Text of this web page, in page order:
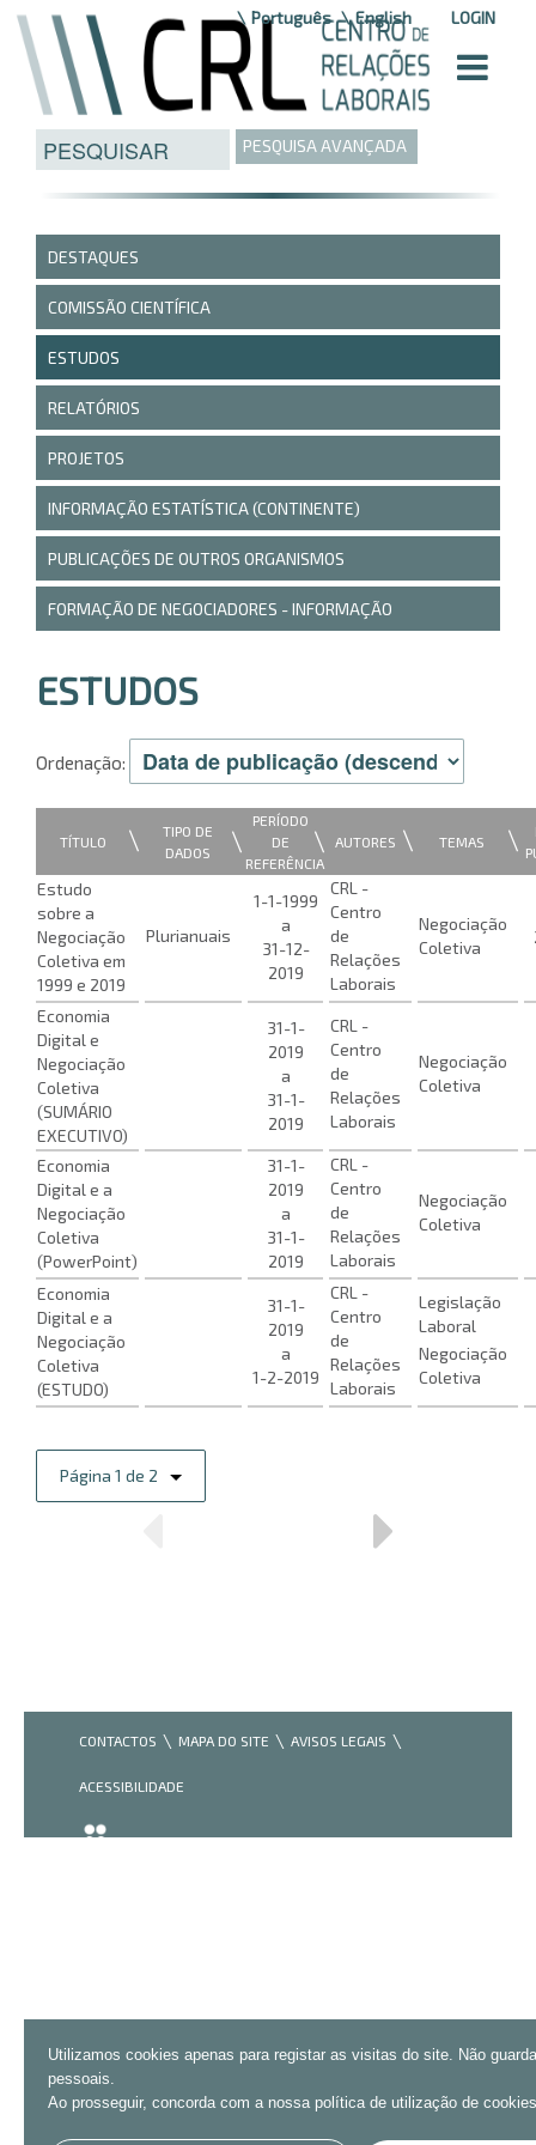
Saltar para o conteúdo LOGIN
Português English
PESQUISA AVANÇADA
Utilizamos cookies apenas para registar as visitas do site. Não
pessoais.
Ao prosseguir, concorda com a nossa política de utilização de
DESTAQUES
COMISSÃO CIENTÍFICA
ESTUDOS
RELATÓRIOS
PROJETOS
INFORMAÇÃO ESTATÍSTICA (CONTINENTE)
PUBLICAÇÕES DE OUTROS ORGANISMOS
FORMAÇÃO DE NEGOCIADORES - INFORMAÇÃO
ESTUDOS
Ordenação:
TÍTULO |
TIPO DE
DADOS
|
PERÍODO
DE
REFERÊNCIA
| AUTORES | TEMAS |
Estudo
sobre a
Negociação
Coletiva em
1999 e 2019
Plurianuais
1-1-1999
a
31-12-
2019
CRL -
Centro
de
Relações
Laborais
Negociação
Coletiva
Economia
Digital e
Negociação
Coletiva
(SUMÁRIO
EXECUTIVO)
31-1-
2019
a
31-1-
2019
CRL -
Centro
de
Relações
Laborais
Negociação
Coletiva
Economia
Digital e a
Negociação
Coletiva
(PowerPoint)
31-1-
2019
a
31-1-
2019
CRL -
Centro
de
Relações
Laborais
Negociação
Coletiva
Economia
Digital e a
Negociação
Coletiva
(ESTUDO)
31-1-
2019
a
1-2-2019
CRL -
Centro
de
Relações
Laborais
Legislação
Laboral
Negociação
Coletiva
Página 1 de 2
CONTACTOS MAPA DO SITE AVISOS LEGAIS
ACESSIBILIDADE